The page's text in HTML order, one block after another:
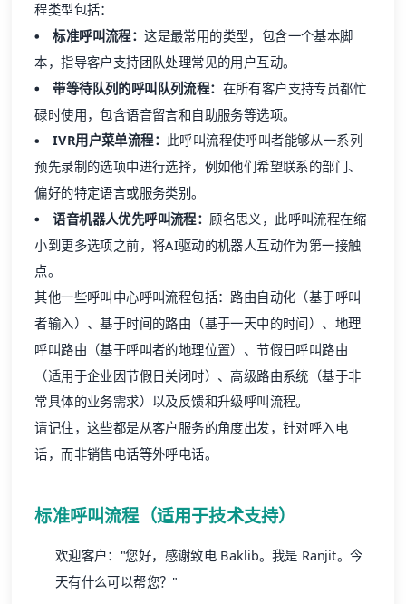
程类型包括：
标准呼叫流程：这是最常用的类型，包含一个基本脚
本，指导客户支持团队处理常见的用户互动。
带等待队列的呼叫队列流程： 在所有客户支持专员都忙
碌时使用，包含语音留言和自助服务等选项。
IVR用户菜单流程： 此呼叫流程使呼叫者能够从一系列
预先录制的选项中进行选择，例如他们希望联系的部门、
偏好的特定语言或服务类别。
语音机器人优先呼叫流程： 顾名思义，此呼叫流程在缩
小到更多选项之前，将AI驱动的机器人互动作为第一接触
点。
其他一些呼叫中心呼叫流程包括：路由自动化（基于呼叫
者输入）、基于时间的路由（基于一天中的时间）、地理
呼叫路由（基于呼叫者的地理位置）、节假日呼叫路由
（适用于企业因节假日关闭时）、高级路由系统（基于非
常具体的业务需求）以及反馈和升级呼叫流程。
请记住，这些都是从客户服务的角度出发，针对呼入电
话，而非销售电话等外呼电话。
标准呼叫流程（适用于技术支持）
欢迎客户："您好，感谢致电 Baklib。我是 Ranjit。今
天有什么可以帮您？"